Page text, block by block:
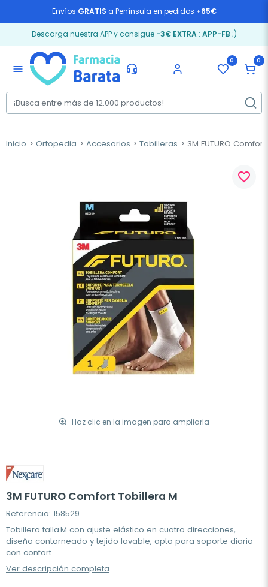
Envíos GRATIS a Península en pedidos +65€
Descarga nuestra APP y consigue -3€ EXTRA: APP-FB ;)
menu
0 0
Inicio Ortopedia Accesorios Tobilleras 3M FUTURO
Haz clic en la imagen para ampliarla
favorite_border
3M FUTURO Comfort Tobillera M
Referencia: 158529
Tobillera talla M con ajuste elástico en cuatro direcciones,
diseño contorneado y tejido lavable, apto para soporte diario
con confort.
Ver descripción completa